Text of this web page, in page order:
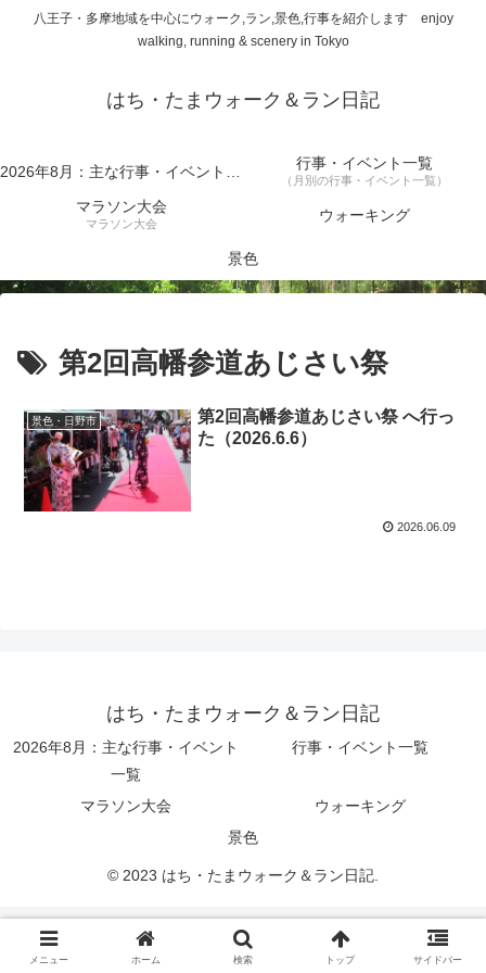
八王子・多摩地域を中心にウォーク,ラン,景色,行事を紹介します enjoy
walking, running & scenery in Tokyo
はち・たまウォーク＆ラン日記
2026年8月：主な行事・イベント一覧 行事・イベント一覧
（月別の行事・イベント一覧）
マラソン大会
マラソン大会 ウォーキング
景色
第2回高幡参道あじさい祭
景色・日野市
第2回高幡参道あじさい祭 へ行っ
た（2026.6.6）
2026.06.09
はち・たまウォーク＆ラン日記
2026年8月：主な行事・イベント
一覧
行事・イベント一覧
マラソン大会
ウォーキング
景色
© 2023 はち・たまウォーク＆ラン日記.
メニュー ホーム 検索 トップ サイドバー